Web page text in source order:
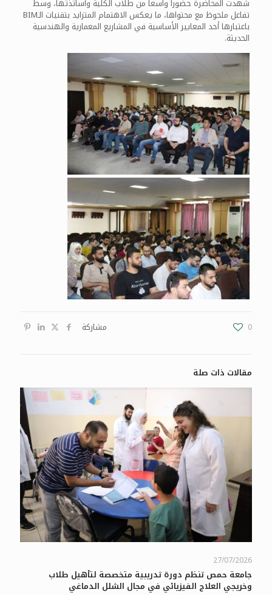
شهدت المحاضرة حضوراً واسعاً من طلاب الكلية وأساتذتها، وسط
تفاعل ملحوظ مع محتواها، ما يعكس الاهتمام المتزايد بتقنيات الـBIM
باعتبارها أحد المعايير الأساسية في المشاريع المعمارية والهندسية
الحديثة.
مشاركة 0
مقالات ذات صلة
27/07/2026
جامعة حمص تنظم دورة تدريبية متخصصة لتأهيل طلاب
وخريجي العلاج الفيزيائي في مجال الشلل الدماغي